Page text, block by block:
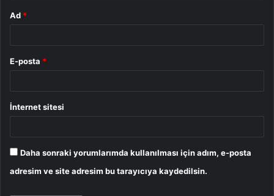
Ad *
E-posta *
İnternet sitesi
Daha sonraki yorumlarımda kullanılması için adım, e-posta
adresim ve site adresim bu tarayıcıya kaydedilsin.